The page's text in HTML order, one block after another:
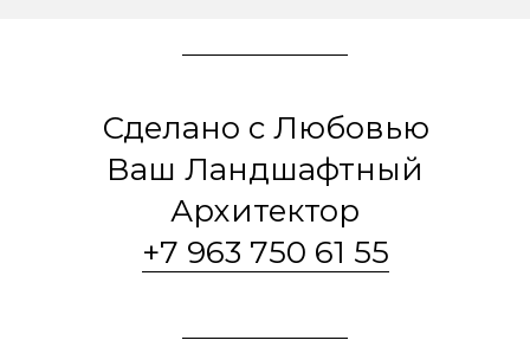
Сделано с Любовью
Ваш Ландшафтный
Архитектор
+7 963 750 61 55